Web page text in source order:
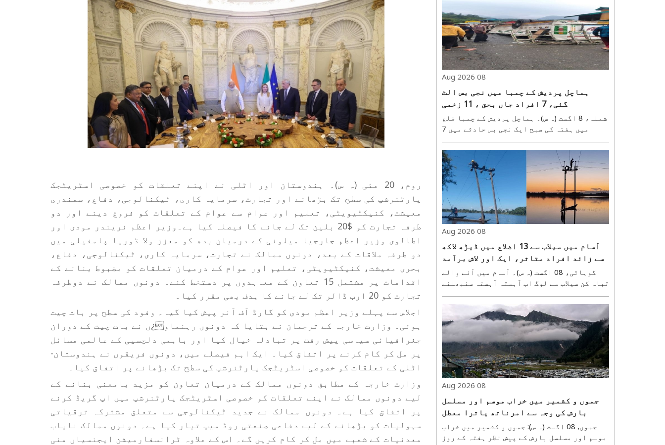
روم، 20 مئی (ہ س)۔ ہندوستان اور اٹلی نے اپنے تعلقات کو خصوصی اسٹریٹجک
پارٹنرشپ کی سطح تک بڑھانے اور تجارت، سرمایہ کاری، ٹیکنالوجی، دفاع، سمندری
معیشت، کنیکٹیویٹی، تعلیم اور عوام سے عوام کے تعلقات کو فروغ دینے اور دو
طرفہ تجارت کو $20 بلین تک لے جانے کا فیصلہ کیا ہے۔وزیر اعظم نریندر مودی اور
اطالوی وزیر اعظم جارجیا میلونی کے درمیان بدھ کو معزز ولا ڈوریا پامفیلی میں
دو طرفہ ملاقات کے بعد، دونوں ممالک نے تجارت، سرمایہ کاری، ٹیکنالوجی، دفاع،
بحری معیشت، کنیکٹیویٹی، تعلیم اور عوام کے درمیان تعلقات کو مضبوط بنانے کے
اقدامات پر مشتمل 15 تعاون کے معاہدوں پر دستخط کئے۔ دونوں ممالک نے دوطرفہ
تجارت کو 20 ارب ڈالر تک لے جانے کا ہدف بھی مقرر کیا۔
اجلاس سے پہلے وزیر اعظم مودی کو گارڈ آف آنر پیش کیا گیا۔ وفود کی سطح پر بات چیت
ہوئی۔ وزارت خارجہ کے ترجمان نے بتایا کہ دونوں رہنماو¿ں نے بات چیت کے دوران
جغرافیائی سیاسی پیش رفت پر تبادلہ خیال کیا اور باہمی دلچسپی کے عالمی مسائل
پر مل کر کام کرنے پر اتفاق کیا۔ ایک اہم فیصلے میں، دونوں فریقوں نے ہندوستان-
اٹلی کے تعلقات کو خصوصی اسٹریٹجک پارٹنرشپ کی سطح تک بڑھانے پر اتفاق کیا۔
وزارت خارجہ کے مطابق دونوں ممالک کے درمیان تعاون کو مزید بامعنی بنانے کے
لیے دونوں ممالک نے اپنے تعلقات کو خصوصی اسٹریٹجک پارٹنرشپ میں اپ گریڈ کرنے
پر اتفاق کیا ہے۔ دونوں ممالک نے جدید ٹیکنالوجی سے متعلق مشترکہ ترقیاتی
سہولیات کو بڑھانے کے لیے دفاعی صنعتی روڈ میپ تیار کیا ہے۔ دونوں ممالک نایاب
معدنیات کے شعبے میں مل کر کام کریں گے۔ اس کے علاوہ ٹرانسفارمیشن ایجنسیاں منی
08 Aug 2026
ہماچل پردیش کے چمبا میں نجی بس الٹ
گئی، 7 افراد جاں بحق ، 11 زخمی
شملہ، 8 اگست (ہ س)۔ ہماچل پردیش کے چمبا ضلع
میں ہفتہ کی صبح ایک نجی بس حادثے میں 7
حادثہ چراہ اسمبلی حلقے کے تحت تیسا تھانہ
علاقے میں بیراگڑھ کے قریب چالونج موڑ پر پیش
آیا۔ زخمیوں میں سے 6 افراد کو مزید علاج..
08 Aug 2026
آسام میں سیلاب سے 13 اضلاع میں ڈیڑھ لاکھ
سے زائد افراد متاثر، ایک اور لاش برآمد
گوہاٹی، 08 اگست (ہ س)۔ آسام میں آنے والے
تباہ کن سیلاب سے لوگ اب آہستہ آہستہ سنبھلنے
ہوئی ہے۔ بالائی آسام کے شیوساگر،
چرائیدیو، جورہاٹ اور گول گھاٹ میں لوگوں
کی معمول کی زندگی بری طرح متاثر ہوئی ہے۔ ..
08 Aug 2026
جموں و کشمیر میں خراب موسم اور مسلسل
بارش کی وجہ سے امرناتھ یاترا معطل
جموں, 08 اگست (ہ س): جموں و کشمیر میں خراب
موسم اور مسلسل بارش کے پیش نظر ہفتہ کے روز